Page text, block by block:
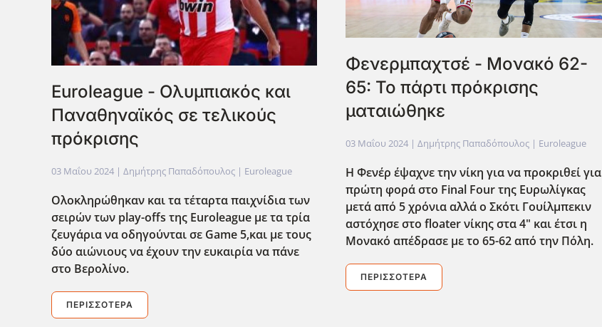
Euroleague - Ολυμπιακός και
Παναθηναϊκός σε τελικούς
πρόκρισης
03 Μαΐου 2024 | Δημήτρης Παπαδόπουλος | Euroleague
Ολοκληρώθηκαν και τα τέταρτα παιχνίδια των
σειρών των play-offs της Euroleague με τα τρία
ζευγάρια να οδηγούνται σε Game 5,και με τους
δύο αιώνιους να έχουν την ευκαιρία να πάνε
στο Βερολίνο.
ΠΕΡΙΣΣΌΤΕΡΑ
Φενερμπαχτσέ - Μονακό 62-
65: Το πάρτι πρόκρισης
ματαιώθηκε
03 Μαΐου 2024 | Δημήτρης Παπαδόπουλος | Euroleague
Η Φενέρ έψαχνε την νίκη για να προκριθεί για
πρώτη φορά στο Final Four της Ευρωλίγκας
μετά από 5 χρόνια αλλά ο Σκότι Γουίλμπεκιν
αστόχησε στο floater νίκης στα 4" και έτσι η
Μονακό απέδρασε με το 65-62 από την Πόλη.
ΠΕΡΙΣΣΌΤΕΡΑ